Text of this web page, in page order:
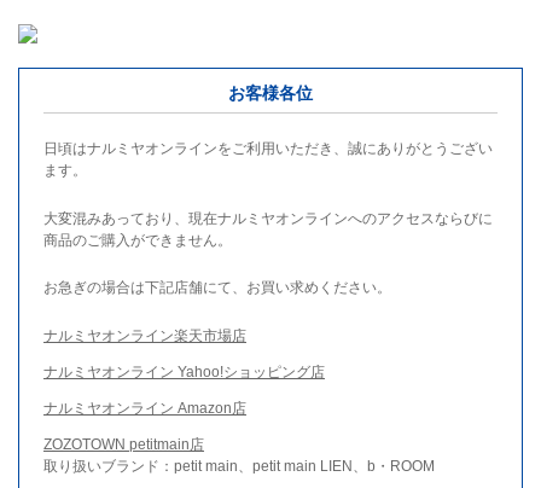
お客様各位
日頃はナルミヤオンラインをご利用いただき、誠にありがとうござい
ます。
大変混みあっており、現在ナルミヤオンラインへのアクセスならびに
商品のご購入ができません。
お急ぎの場合は下記店舗にて、お買い求めください。
ナルミヤオンライン楽天市場店
ナルミヤオンライン Yahoo!ショッピング店
ナルミヤオンライン Amazon店
ZOZOTOWN petitmain店
取り扱いブランド：petit main、petit main LIEN、b・ROOM